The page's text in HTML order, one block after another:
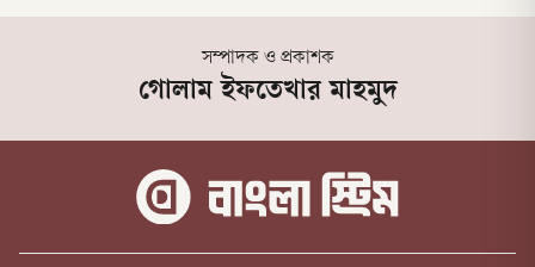
সম্পাদক ও প্রকাশক
গোলাম ইফতেখার মাহমুদ